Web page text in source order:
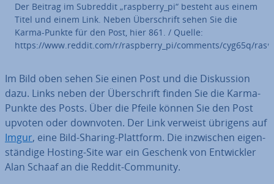
Der Beitrag im Subreddit „raspberry_pi“ besteht aus einem
Titel und einem Link. Neben Über­schrift sehen Sie die
Karma-Punkte für den Post, hier 861. / Quelle:
https://www.reddit.com/r/raspberry_pi/comments/cyg65q/
Im Bild oben sehen Sie einen Post und die Dis­kus­si­on
dazu. Links neben der Über­schrift finden Sie die Karma-
Punkte des Posts. Über die Pfeile können Sie den Post
upvoten oder downvoten. Der Link verweist übrigens auf
Imgur, eine Bild-Sharing-Plattform. Die in­zwi­schen ei­gen­
stän­di­ge Hosting-Site war ein Geschenk von Ent­wick­ler
Alan Schaaf an die Reddit-Community.